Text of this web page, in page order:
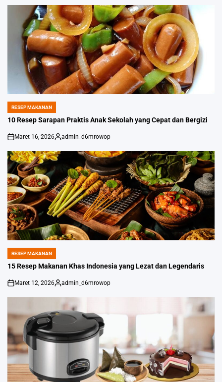
POSTED
IN
RESEP MAKANAN
10 Resep Sarapan Praktis Anak Sekolah yang Cepat dan Bergizi
on
Maret 16, 2026
Posted
admin_d6mrowop
POSTED
IN
RESEP MAKANAN
15 Resep Makanan Khas Indonesia yang Lezat dan Legendaris
on
Maret 12, 2026
Posted
admin_d6mrowop